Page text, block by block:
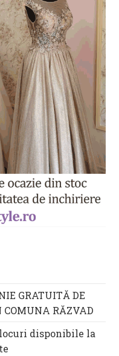
GRATUITĂ DE
RĂZVAD
locuri disponibile la